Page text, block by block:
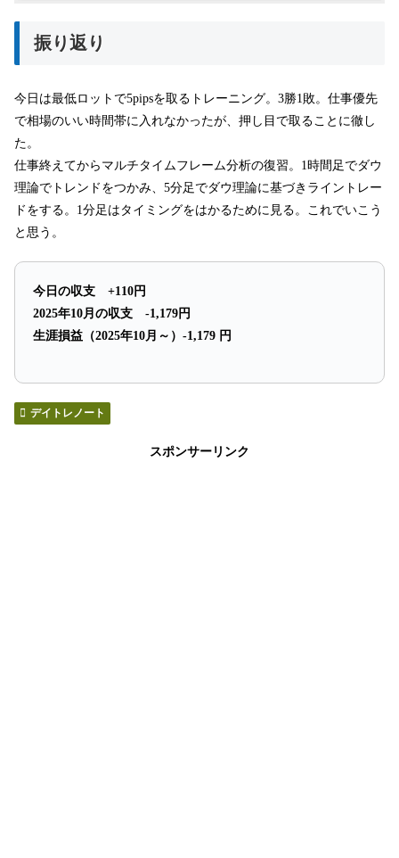
振り返り
今日は最低ロットで5pipsを取るトレーニング。3勝1敗。仕事優先
で相場のいい時間帯に入れなかったが、押し目で取ることに徹し
た。
仕事終えてからマルチタイムフレーム分析の復習。1時間足でダウ
理論でトレンドをつかみ、5分足でダウ理論に基づきライントレー
ドをする。1分足はタイミングをはかるために見る。これでいこう
と思う。
今日の収支 +110円
2025年10月の収支 -1,179円
生涯損益（2025年10月～）-1,179 円
デイトレノート
スポンサーリンク